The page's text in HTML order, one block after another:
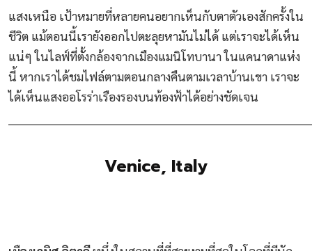
แสงเหนือ เป้าหมายที่หลายคนอยากเห็นกับตาตัวเองสักครั้งใน
ชีวิต แม้ตอนนี้เรายังออกไปตะลุยหามันไม่ได้ แต่เราจะได้เห็น
แน่ๆ ในไลฟ์ที่ตั้งกล้องจากเมืองแมนิโทบานา ในแคนาดาแห่ง
นี้ หากเราได้ชมไฟล์ตามตอนกลางคืนตามเวลาบ้านเขา เราจะ
ได้เห็นแสงออโรร่าเรืองรองบนท้องฟ้าได้อย่างชัดเจน
Venice, Italy